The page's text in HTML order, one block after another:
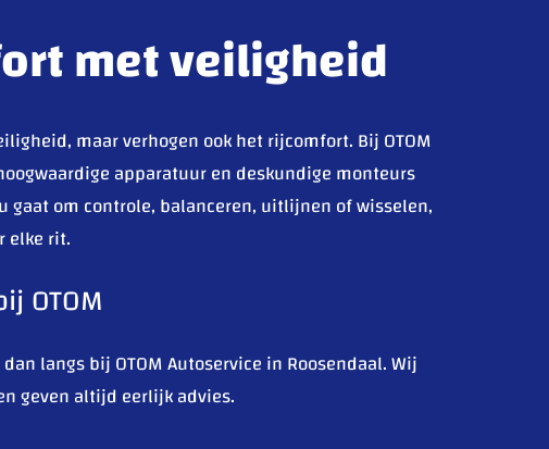
met veiligheid
maar verhogen ook het rijcomfort. Bij OTOM
apparatuur en deskundige monteurs
gaat om controle, balanceren, uitlijnen of wisselen,
elke rit.
OTOM
langs bij OTOM Autoservice in Roosendaal. Wij
geven altijd eerlijk advies.